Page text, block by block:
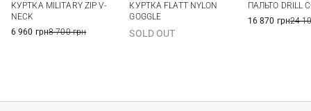
XL
КУРТКА MILITARY ZIP V-
NECK
6 960 грн8 700 грн
КУРТКА FLATT NYLON
GOGGLE
SOLD OUT
ПАЛЬТО DRILL
16 870 грн24